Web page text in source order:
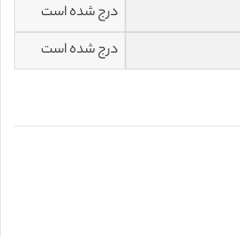
درج شده است
درج شده است